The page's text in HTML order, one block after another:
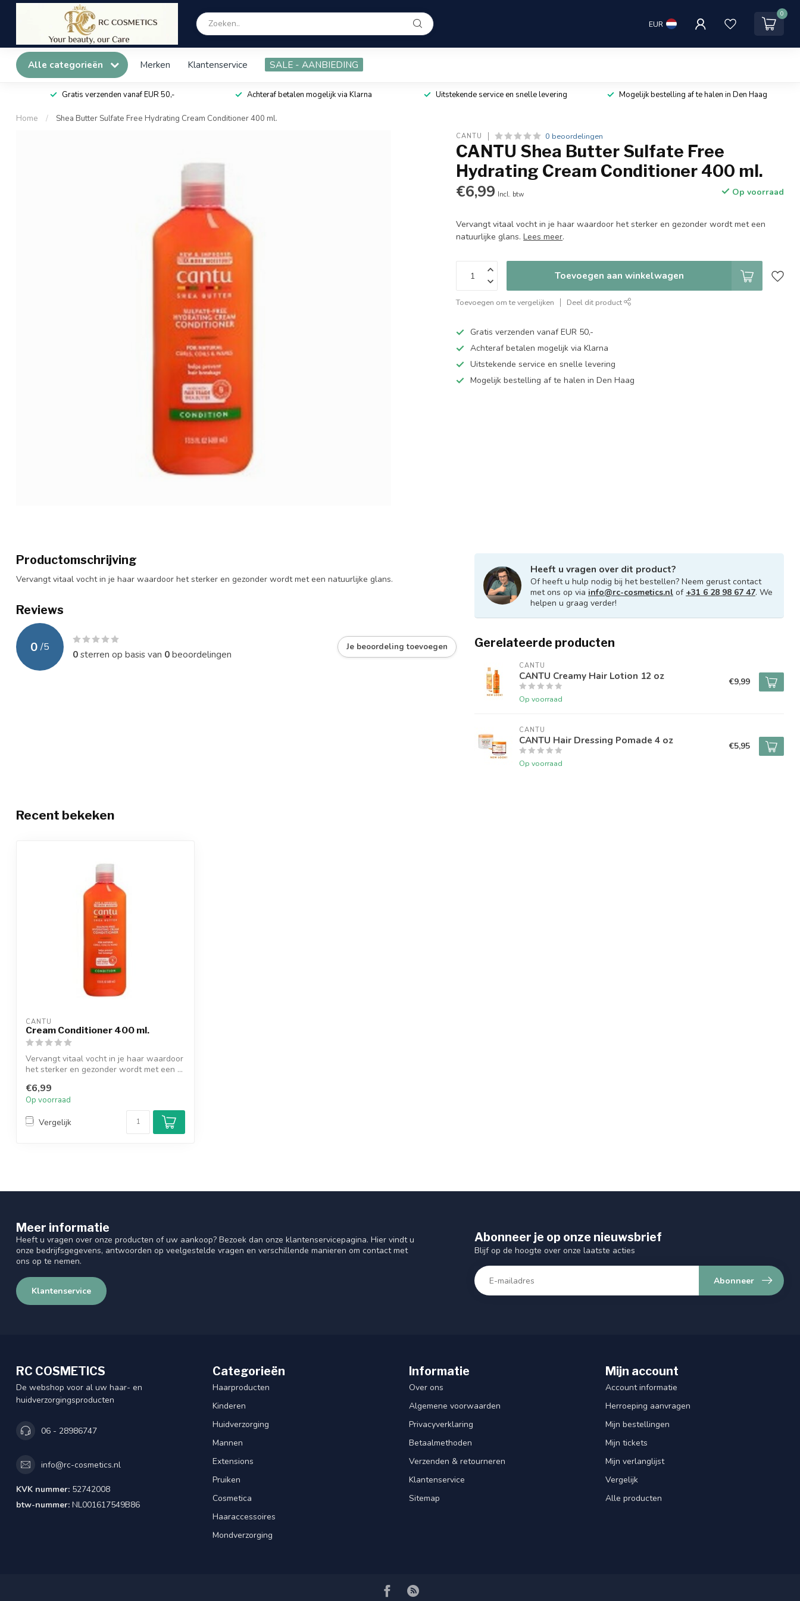
EUR
0
Alle categorieën Merken Klantenservice SALE - AANBIEDING
Gratis verzenden vanaf EUR 50,- Achteraf betalen mogelijk via Klarna Uitstekende service en snelle levering Mogelijk bestelling af te halen in Den Haag
Home / Shea Butter Sulfate Free Hydrating Cream Conditioner 400 ml.
CANTU 0 beoordelingen
CANTU Shea Butter Sulfate Free
Hydrating Cream Conditioner 400 ml.
€6,99 Incl. btw Op voorraad
Vervangt vitaal vocht in je haar waardoor het sterker en gezonder wordt met een
natuurlijke glans.Lees meer.
Toevoegen aan winkelwagen
Toevoegen om te vergelijken Deel dit product
Gratis verzenden vanaf EUR 50,-
Achteraf betalen mogelijk via Klarna
Uitstekende service en snelle levering
Mogelijk bestelling af te halen in Den Haag
Productomschrijving
Vervangt vitaal vocht in je haar waardoor het sterker en gezonder wordt met een natuurlijke glans.
Reviews
0 /5
0sterren op basis van 0beoordelingen
Je beoordeling toevoegen
Heeft u vragen over dit product?
Of heeft u hulp nodig bij het bestellen? Neem gerust contact
met ons op via info@rc-cosmetics.nl of +31 6 28 98 67 47. We
helpen u graag verder!
Gerelateerde producten
CANTU
CANTU Creamy Hair Lotion 12 oz
Op voorraad
€9,99
CANTU
CANTU Hair Dressing Pomade 4 oz
Op voorraad
€5,95
Recent bekeken
CANTU
Cream Conditioner 400 ml.
Vervangt vitaal vocht in je haar waardoor
het sterker en gezonder wordt met een ...
€6,99
Op voorraad
Vergelijk
Meer informatie
Heeft u vragen over onze producten of uw aankoop? Bezoek dan onze klantenservicepagina. Hier vindt u
onze bedrijfsgegevens, antwoorden op veelgestelde vragen en verschillende manieren om contact met
ons op te nemen.
Klantenservice
Abonneer je op onze nieuwsbrief
Blijf op de hoogte over onze laatste acties
Abonneer
RC COSMETICS
De webshop voor al uw haar- en
huidverzorgingsproducten
06 - 28986747
info@rc-cosmetics.nl
KVK nummer: 52742008
btw-nummer: NL001617549B86
Categorieën
Haarproducten
Kinderen
Huidverzorging
Mannen
Extensions
Pruiken
Cosmetica
Haaraccessoires
Mondverzorging
Informatie
Over ons
Algemene voorwaarden
Privacyverklaring
Betaalmethoden
Verzenden & retourneren
Klantenservice
Sitemap
Mijn account
Account informatie
Herroeping aanvragen
Mijn bestellingen
Mijn tickets
Mijn verlanglijst
Vergelijk
Alle producten